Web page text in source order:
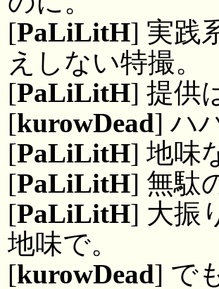
[PaLiLitH] 実践
えしない特撮。
[PaLiLitH] 提供
[kurowDead] ハ
[PaLiLitH] 地味
[PaLiLitH] 無駄
[PaLiLitH] 大振
地味で。
[kurowDead] で